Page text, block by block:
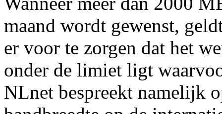
maand wordt gewenst,
er voor te zorgen dat het
onder de limiet ligt
NLnet bespreekt namelijk